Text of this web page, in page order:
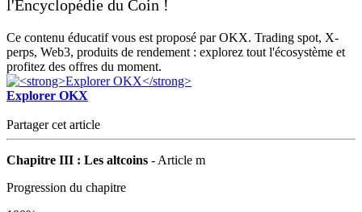
l'Encyclopédie du Coin !
Ce contenu éducatif vous est proposé par OKX. Trading spot, X-
perps, Web3, produits de rendement : explorez tout l'écosystème et
profitez des offres du moment.
Explorer OKX
Partager cet article
Chapitre III : Les altcoins - Article m
Progression du chapitre